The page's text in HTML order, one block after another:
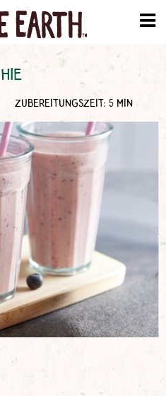
ZUBEREITUNGSZEIT: 5 MIN